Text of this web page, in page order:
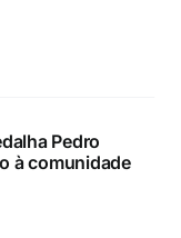
Pedro
à comunidade